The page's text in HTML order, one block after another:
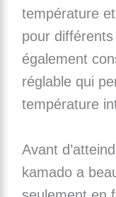
température
pour
également
réglable qui
température
Avant
kamado a